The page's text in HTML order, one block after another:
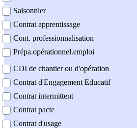
Saisonnier
Contrat apprentissage
Cont. professionnalisation
Prépa.opérationnel.emploi
CDI de chantier ou d'opération
Contrat d'Engagement Educatif
Contrat intermittent
Contrat pacte
Contrat d'usage